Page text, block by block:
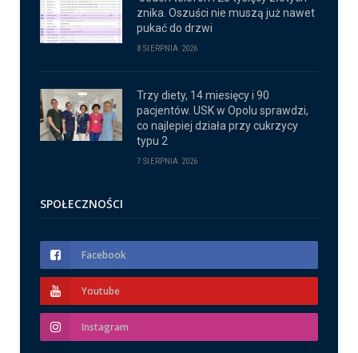
znika. Oszuści nie muszą już nawet
pukać do drzwi
8 SIERPNIA 2026
Trzy diety, 14 miesięcy i 90
pacjentów. USK w Opolu sprawdzi,
co najlepiej działa przy cukrzycy
typu 2
7 SIERPNIA 2026
SPOŁECZNOŚCI
Facebook
Youtube
Instagram